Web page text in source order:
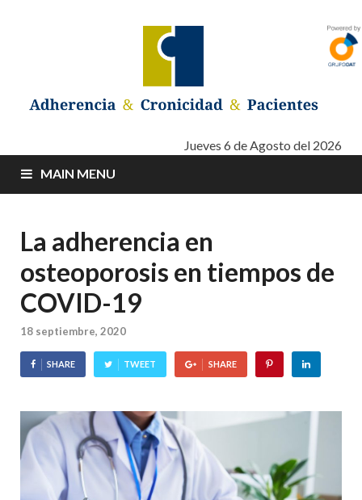
Adherencia –
Cronicidad –
Pacientes
Adherencia – Cronicidad – PacientesJueves 6 de Agosto del 2026
MAIN MENU
La adherencia en
osteoporosis en tiempos de
COVID-19
18 septiembre, 2020
SHARE TWEET SHARE